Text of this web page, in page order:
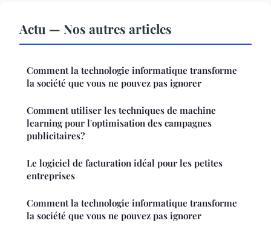
Actu — Nos autres articles
Comment la technologie informatique transforme
la société que vous ne pouvez pas ignorer
Comment utiliser les techniques de machine
learning pour l'optimisation des campagnes
publicitaires?
Le logiciel de facturation idéal pour les petites
entreprises
Comment la technologie informatique transforme
la société que vous ne pouvez pas ignorer